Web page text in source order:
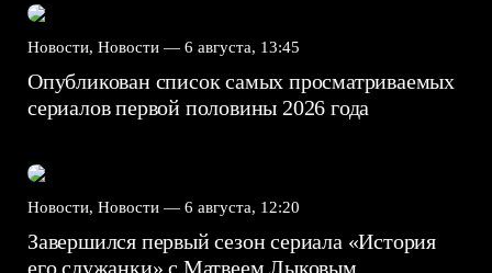
Новости, Новости — 6 августа, 13:45
Опубликован список самых просматриваемых
сериалов первой половины 2026 года
Новости, Новости — 6 августа, 12:20
Завершился первый сезон сериала «История
его служанки» с Матвеем Лыковым